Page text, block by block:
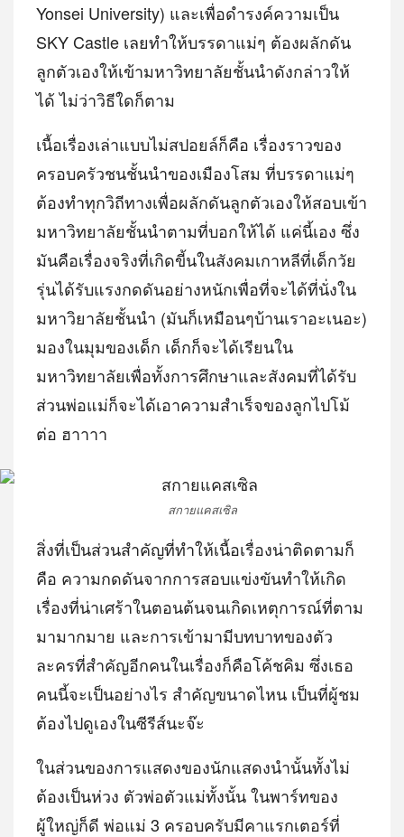
Yonsei University) และเพื่อดำรงค์ความเป็น
SKY Castle เลยทำให้บรรดาแม่ๆ ต้องผลักดัน
ลูกตัวเองให้เข้ามหาวิทยาลัยชั้นนำดังกล่าวให้
ได้ ไม่ว่าวิธีใดก็ตาม
เนื้อเรื่องเล่าแบบไม่สปอยล์ก็คือ เรื่องราวของ
ครอบครัวชนชั้นนำของเมืองโสม ที่บรรดาแม่ๆ
ต้องทำทุกวิถีทางเพื่อผลักดันลูกตัวเองให้สอบเข้า
มหาวิทยาลัยชั้นนำตามที่บอกให้ได้ แค่นี้เอง ซึ่ง
มันคือเรื่องจริงที่เกิดขี้นในสังคมเกาหลีที่เด็กวัย
รุ่นได้รับแรงกดดันอย่างหนักเพื่อที่จะได้ที่นั่งใน
มหาวิยาลัยชั้นนำ (มันก็เหมือนๆบ้านเราอะเนอะ)
มองในมุมของเด็ก เด็กก็จะได้เรียนใน
มหาวิทยาลัยเพื่อทั้งการศึกษาและสังคมที่ได้รับ
ส่วนพ่อแม่ก็จะได้เอาความสำเร็จของลูกไปโม้
ต่อ ฮาาาา
สกายแคสเซิล
สิ่งที่เป็นส่วนสำคัญที่ทำให้เนื้อเรื่องน่าติดตาม​ก็
คือ​ ความกดดันจากการสอบแข่งขัน​ทำให้เกิด
เรื่องที่น่าเศร้าในตอนต้นจนเกิดเหตุการณ์ที่ตาม
มามากมาย​ และการเข้ามามีบทบาทของตัว
ละครที่สำคัญอีกคนใน​เรื่องก็คือโค้ชคิม​ ซึ่งเธอ
คนนี้จะเป็นอย่างไร​ สำคัญขนาดไหน​ เป็นที่ผู้ชม
ต้องไปดูเองในซีรีส์นะจ๊ะ
ในส่วนของการแสดงของนักแสดงนำนั้นทั้งไม่
ต้องเป็นห่วง ตัวพ่อตัวแม่ทั้งนั้น ในพาร์ทของ
ผู้ใหญ่ก็ดี​ พ่อแม่​ 3 ครอบครับมีคาแรกเตอร์​ที่